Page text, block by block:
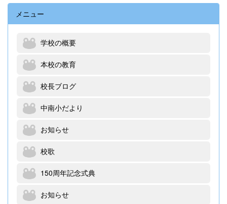
メニュー
学校の概要
本校の教育
校長ブログ
中南小だより
お知らせ
校歌
150周年記念式典
お知らせ